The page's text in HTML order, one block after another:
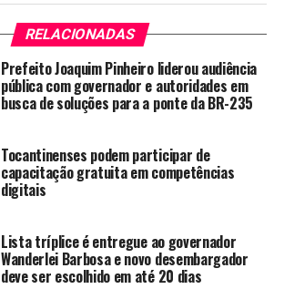
RELACIONADAS
Prefeito Joaquim Pinheiro liderou audiência
pública com governador e autoridades em
busca de soluções para a ponte da BR-235
Tocantinenses podem participar de
capacitação gratuita em competências
digitais
Lista tríplice é entregue ao governador
Wanderlei Barbosa e novo desembargador
deve ser escolhido em até 20 dias